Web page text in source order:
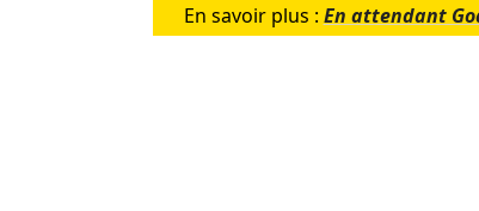
En savoir plus : En attendant